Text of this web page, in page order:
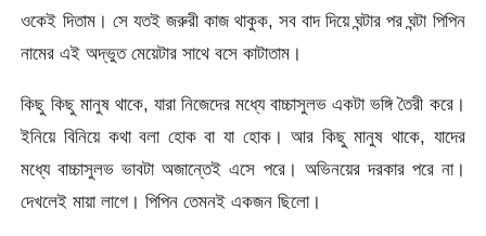
ওকেই দিতাম। সে যতই জরুরী কাজ থাকুক, সব বাদ দিয়ে ঘন্টার পর ঘন্টা পিপিন
নামের এই অদ্ভুত মেয়েটার সাথে বসে কাটাতাম।
কিছু কিছু মানুষ থাকে, যারা নিজেদের মধ্যে বাচ্চাসুলভ একটা ভঙ্গি তৈরী করে।
ইনিয়ে বিনিয়ে কথা বলা হোক বা যা হোক। আর কিছু মানুষ থাকে, যাদের
মধ্যে বাচ্চাসুলভ ভাবটা অজান্তেই এসে পরে। অভিনয়ের দরকার পরে না।
দেখলেই মায়া লাগে। পিপিন তেমনই একজন ছিলো।